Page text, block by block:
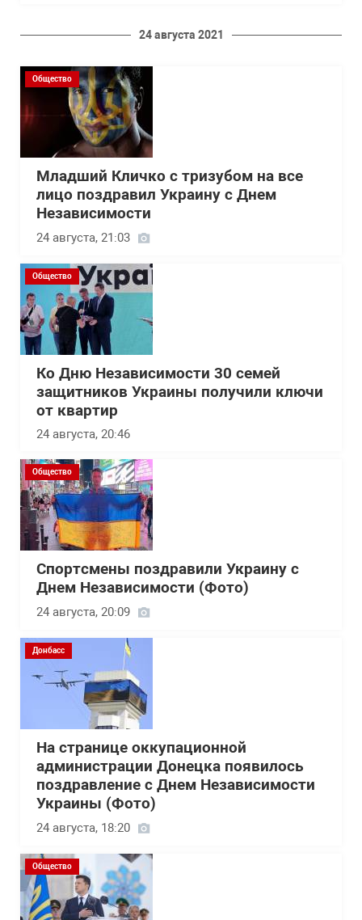
24 августа 2021
Общество
Младший Кличко с тризубом на все
лицо поздравил Украину с Днем
Независимости
24 августа, 21:03
Общество
Ко Дню Независимости 30 семей
защитников Украины получили ключи
от квартир
24 августа, 20:46
Общество
Спортсмены поздравили Украину с
Днем Независимости (Фото)
24 августа, 20:09
Донбасс
На странице оккупационной
администрации Донецка появилось
поздравление с Днем Независимости
Украины (Фото)
24 августа, 18:20
Общество